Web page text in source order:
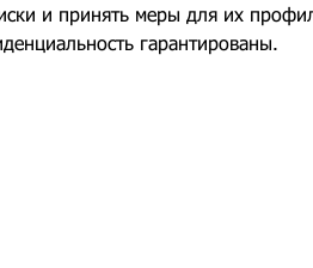
и принять меры для их
гарантированы.